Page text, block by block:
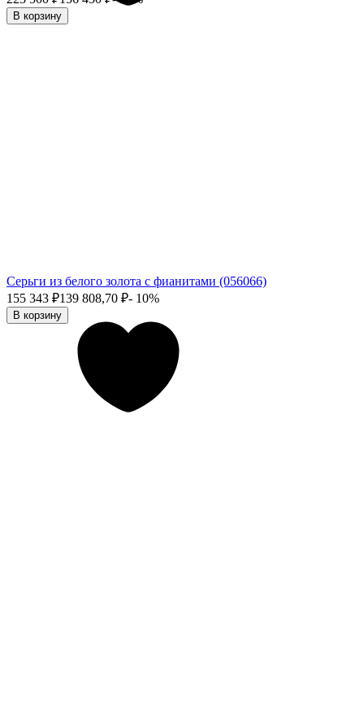
В корзину
Серьги из белого золота с фианитами (056066)
155 343 ₽139 808,70 ₽- 10%
В корзину